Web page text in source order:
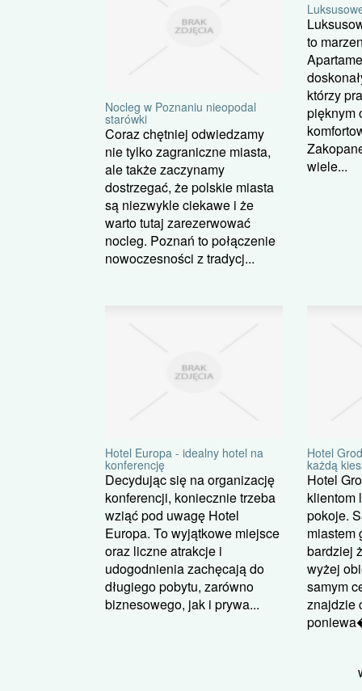
Nocleg w Poznaniu nieopodal
starówki
Coraz chętniej odwiedzamy
nie tylko zagraniczne miasta,
ale także zaczynamy
dostrzegać, że polskie miasta
są niezwykle ciekawe i że
warto tutaj zarezerwować
nocleg. Poznań to połączenie
nowoczesności z tradycj...
to
którzy
pięknym
wiele...
Hotel Europa - idealny hotel na
konferencję
Decydując się na organizację
konferencji, koniecznie trzeba
wziąć pod uwagę Hotel
Europa. To wyjątkowe miejsce
oraz liczne atrakcje i
udogodnienia zachęcają do
długiego pobytu, zarówno
biznesowego, jak i prywa...
Hotel
każdą
Hotel
klientom
pokoje.
miastem
bardziej
wyżej
samym
znajdzie